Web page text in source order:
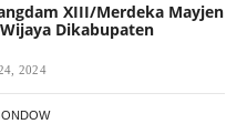
XIII/Merdeka Mayjen
Dikabupaten
2024